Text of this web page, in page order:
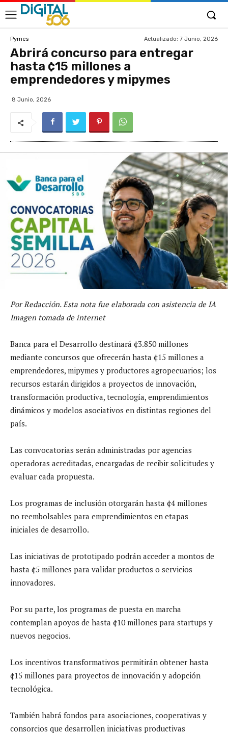
Pymes Actualizado: 7 Junio, 2026
Abrirá concurso para entregar
hasta ¢15 millones a
emprendedores y mipymes
8 Junio, 2026
Por Redacción. Esta nota fue elaborada con asistencia de IA
Imagen tomada de internet
Banca para el Desarrollo destinará ¢3.850 millones
mediante concursos que ofrecerán hasta ¢15 millones a
emprendedores, mipymes y productores agropecuarios; los
recursos estarán dirigidos a proyectos de innovación,
transformación productiva, tecnología, emprendimientos
dinámicos y modelos asociativos en distintas regiones del
país.
Las convocatorias serán administradas por agencias
operadoras acreditadas, encargadas de recibir solicitudes y
evaluar cada propuesta.
Los programas de inclusión otorgarán hasta ¢4 millones
no reembolsables para emprendimientos en etapas
iniciales de desarrollo.
Las iniciativas de prototipado podrán acceder a montos de
hasta ¢5 millones para validar productos o servicios
innovadores.
Por su parte, los programas de puesta en marcha
contemplan apoyos de hasta ¢10 millones para startups y
nuevos negocios.
Los incentivos transformativos permitirán obtener hasta
¢15 millones para proyectos de innovación y adopción
tecnológica.
También habrá fondos para asociaciones, cooperativas y
consorcios que desarrollen iniciativas productivas